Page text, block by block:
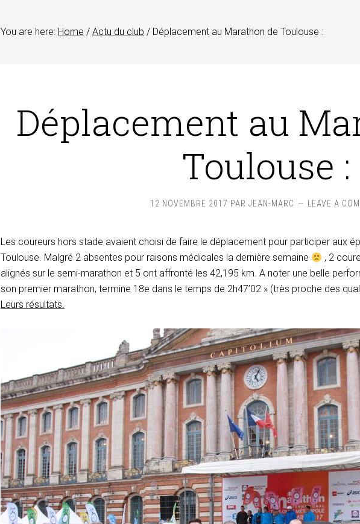
You are here: Home / Actu du club / Déplacement au Marathon de Toulouse :
Déplacement au
Toulouse :
12 NOVEMBRE 2017 PAR JEAN-MARC LEAVE A
Les coureurs hors stade avaient choisi de faire le déplacement pour participer aux
Toulouse. Malgré 2 absentes pour raisons médicales la dernière semaine
, 2
alignés sur le semi-marathon et 5 ont affronté les 42,195 km. A noter une belle
son premier marathon, termine 18e dans le temps de 2h47’02 » (très proche des
Leurs résultats.